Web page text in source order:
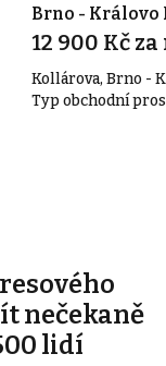
Brno - Královo
12 900 Kč
Kollárova, Brno -
Typ obchodní
nečekaně
lidí